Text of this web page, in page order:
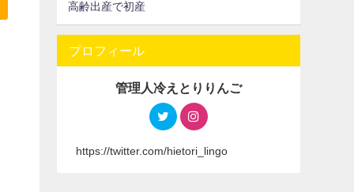
高齢出産で初産
プロフィール
管理人冷えとりりんご
https://twitter.com/hietori_lingo